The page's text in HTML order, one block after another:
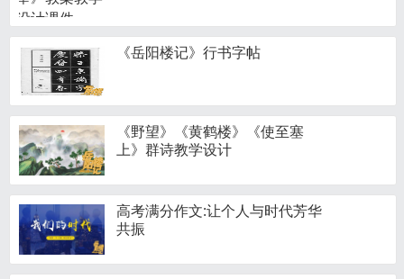
《岳阳楼记》行书字帖
《野望》《黄鹤楼》《使至塞
上》群诗教学设计
高考满分作文:让个人与时代芳华
共振